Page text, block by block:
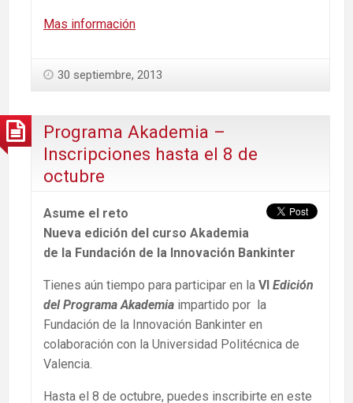
Mas información
30 septiembre, 2013
Programa Akademia –
Inscripciones hasta el 8 de
octubre
Asume el reto
Nueva edición del curso Akademia
de la Fundación de la Innovación Bankinter
Tienes aún tiempo para participar en la VI Edición
del Programa Akademia impartido por la
Fundación de la Innovación Bankinter en
colaboración con la Universidad Politécnica de
Valencia.
Hasta el 8 de octubre, puedes inscribirte en este